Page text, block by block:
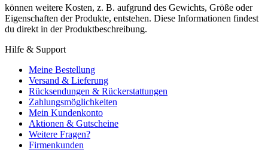
können weitere Kosten, z. B. aufgrund des Gewichts, Größe oder
Eigenschaften der Produkte, entstehen. Diese Informationen findest
du direkt in der Produktbeschreibung.
Hilfe & Support
Meine Bestellung
Versand & Lieferung
Rücksendungen & Rückerstattungen
Zahlungsmöglichkeiten
Mein Kundenkonto
Aktionen & Gutscheine
Weitere Fragen?
Firmenkunden